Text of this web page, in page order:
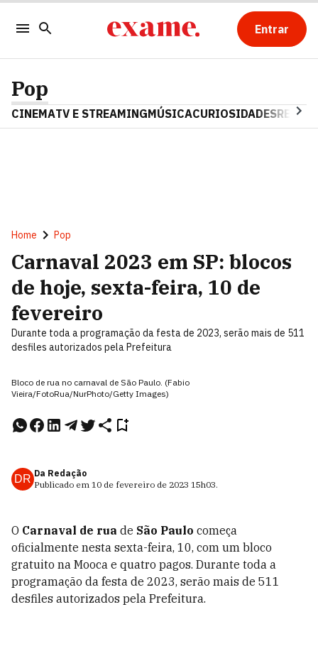
Entrar
Pop
CINEMATV E STREAMINGMÚSICACURIOSIDADES
Home Pop
Carnaval 2023 em SP: blocos
de hoje, sexta-feira, 10 de
fevereiro
Durante toda a programação da festa de 2023, serão mais de 511
desfiles autorizados pela Prefeitura
Bloco de rua no carnaval de São Paulo. (Fabio
Vieira/FotoRua/NurPhoto/Getty Images)
DR Da Redação
Publicado em 10 de fevereiro de 2023 15h03.
O Carnaval de rua de São Paulo começa
oficialmente nesta sexta-feira, 10, com um bloco
gratuito na Mooca e quatro pagos. Durante toda a
programação da festa de 2023, serão mais de 511
desfiles autorizados pela Prefeitura.